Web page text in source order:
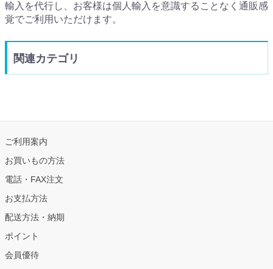
輸入を代行し、お客様は個人輸入を意識することなく通販感
覚でご利用いただけます。
関連カテゴリ
ご利用案内
お買いもの方法
電話・FAX注文
お支払方法
配送方法・納期
ポイント
会員優待